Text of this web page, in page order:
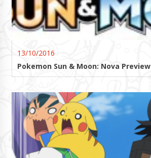
13/10/2016
Pokemon Sun & Moon: Nova Preview